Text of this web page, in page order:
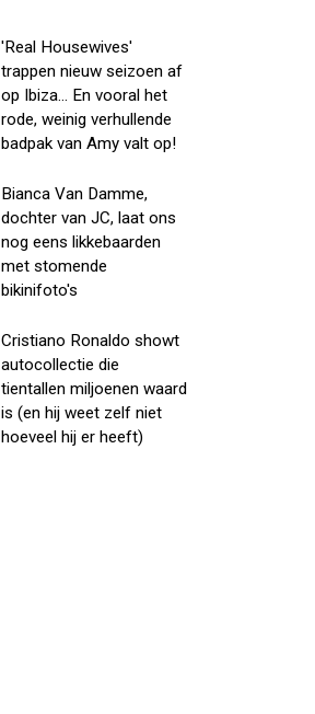
'Real Housewives'
trappen nieuw seizoen af
op Ibiza... En vooral het
rode, weinig verhullende
badpak van Amy valt op!
Bianca Van Damme,
dochter van JC, laat ons
nog eens likkebaarden
met stomende
bikinifoto's
Cristiano Ronaldo showt
autocollectie die
tientallen miljoenen waard
is (en hij weet zelf niet
hoeveel hij er heeft)